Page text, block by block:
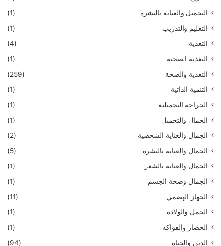
التجميل والعناية بالبشرة
(1)
التعليم والتدريب
(1)
التغذية
(4)
التغذية الصحية
(1)
التغذية والصحة
(259)
التنمية الذاتية
(1)
الجراحة التجميلية
(1)
الجمال والتجميل
(1)
الجمال والعناية الشخصية
(2)
الجمال والعناية بالبشرة
(5)
الجمال والعناية بالشعر
(1)
الجمال وصحة الجسم
(1)
الجهاز الهضمي
(11)
الحمل والولادة
(1)
الخضار والفواكه
(1)
الدين والحياة
(94)